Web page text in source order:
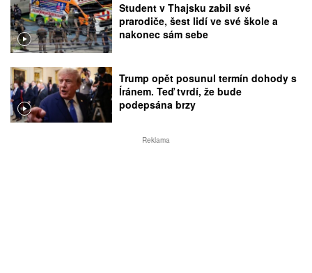
Student v Thajsku zabil své
prarodiče, šest lidí ve své škole a
nakonec sám sebe
Trump opět posunul termín dohody s
Íránem. Teď tvrdí, že bude
podepsána brzy
Reklama